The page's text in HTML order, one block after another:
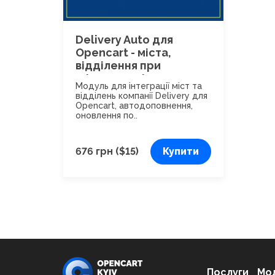
Delivery Auto для
Opencart - міста,
відділення при
оформленні
замовлення 1.0.0
Модуль для інтеграції міст та
відділень компанії Delivery для
Opencart, автодоповнення,
оновлення по..
676 грн ($15) Купити
Послуги